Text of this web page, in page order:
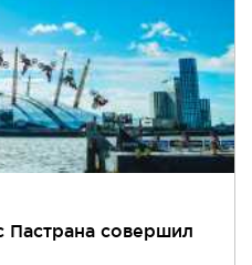
Пастрана совершил